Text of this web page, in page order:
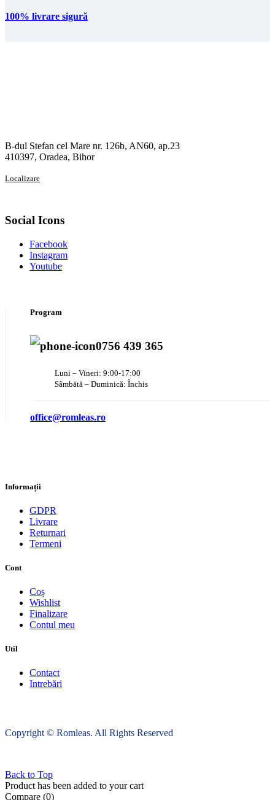
100% livrare sigură
B-dul Stefan cel Mare nr. 126b, AN60, ap.23
410397, Oradea, Bihor
Localizare
Social Icons
Facebook
Instagram
Youtube
Program
0756 439 365
Luni – Vineri: 9:00-17:00
Sâmbătă – Duminică: Închis
office@romleas.ro
Informații
GDPR
Livrare
Returnari
Termeni
Cont
Coș
Wishlist
Finalizare
Contul meu
Util
Contact
Intrebări
Copyright © Romleas. All Rights Reserved
Back to Top
Product has been added to your cart
Compare (0)